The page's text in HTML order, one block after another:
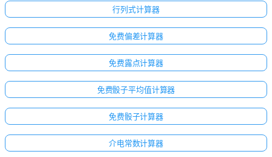
行列式计算器
免费偏差计算器
免费露点计算器
免费骰子平均值计算器
免费骰子计算器
介电常数计算器